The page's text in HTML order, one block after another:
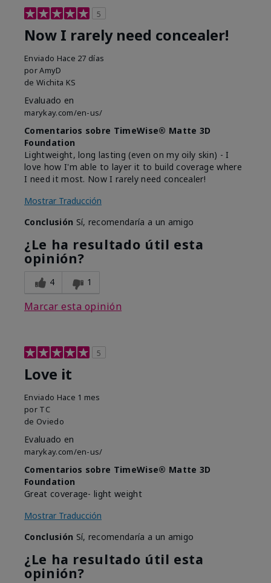
5
Now I rarely need concealer!
Enviado Hace 27 días
porAmyD
de Wichita KS
Evaluado en
marykay.com/en-us/
Comentarios sobre TimeWise® Matte 3D
Foundation
Lightweight, long lasting (even on my oily skin) - I
love how I'm able to layer it to build coverage where
I need it most. Now I rarely need concealer!
Mostrar Traducción
Conclusión Sí, recomendaría a un amigo
¿Le ha resultado útil esta
opinión?
4 1
Marcar esta opinión
5
Love it
Enviado Hace 1 mes
por TC
de Oviedo
Evaluado en
marykay.com/en-us/
Comentarios sobre TimeWise® Matte 3D
Foundation
Great coverage- light weight
Mostrar Traducción
Conclusión Sí, recomendaría a un amigo
¿Le ha resultado útil esta
opinión?